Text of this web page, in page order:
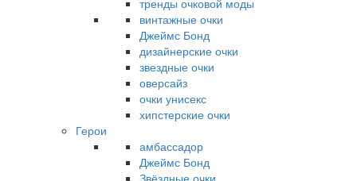
тренды очковой моды
винтажные очки
Джеймс Бонд
дизайнерские очки
звездные очки
оверсайз
очки унисекс
хипстерские очки
Герои
амбассадор
Джеймс Бонд